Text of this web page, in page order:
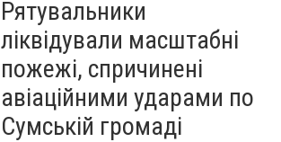
Рятувальники
ліквідували масштабні
пожежі, спричинені
авіаційними ударами по
Сумській громаді